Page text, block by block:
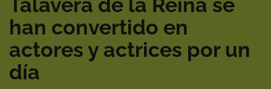
Talavera de la Reina se
han convertido en
actores y actrices por un
día